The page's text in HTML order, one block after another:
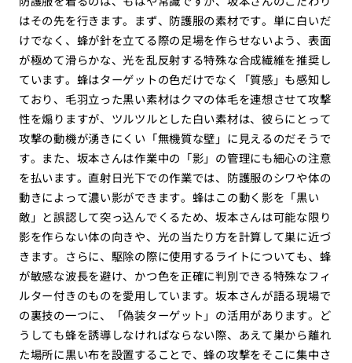
はその先を行きます。まず、防護服の素材です。単に白いだ
けでなく、蜂が針を立てる際の足場を作らせないよう、表面
が極めて滑らかな、光を乱反射する特殊な合成繊維を推奨し
ています。蜂はターゲットの色だけでなく「質感」も感知し
ており、毛羽立った黒い素材はクマの体毛を連想させて攻撃
性を煽りますが、ツルツルとした白い素材は、彼らにとって
攻撃の動機が湧きにくい「無機質な壁」に見えるのだそうで
す。また、坂本さんは作業中の「影」の管理にも細心の注意
を払います。直射日光下での作業では、防護服のシワや体の
動きによって濃い影ができます。蜂はこの動く影を「黒い
敵」と誤認して突っ込んでくるため、坂本さんは可能な限り
影を作らない体の向きや、光の当たり方を計算して巣に近づ
きます。さらに、駆除の際に使用するライトについても、蜂
が敏感な波長を避け、かつ色を正確に判別できる特殊なフィ
ルター付きのものを愛用しています。坂本さんが語る現場で
の裏技の一つに、「偽装ターゲット」の活用があります。ど
うしても蜂を誘導しなければならない際、あえて巣から離れ
た場所に黒い布を設置することで、蜂の攻撃をそこに集中さ